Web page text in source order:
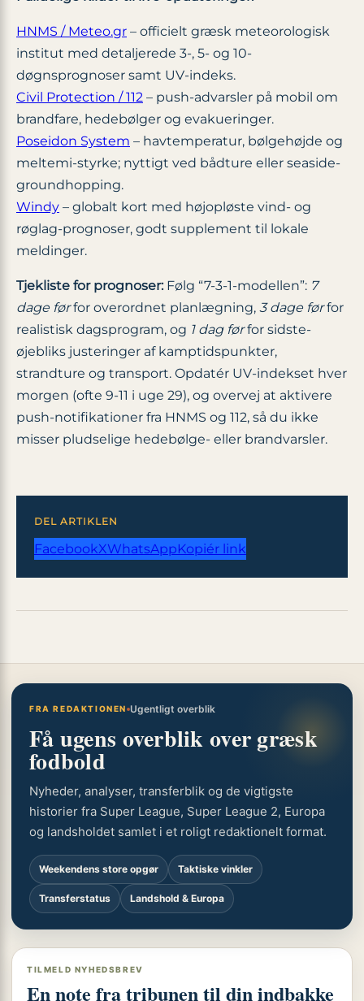
HNMS / Meteo.gr – officielt græsk meteorologisk
institut med detaljerede 3-, 5- og 10-
døgnsprognoser samt UV-indeks.
Civil Protection / 112 – push-advarsler på mobil om
brandfare, hedebølger og evakueringer.
Poseidon System – havtemperatur, bølgehøjde og
meltemi-styrke; nyttigt ved bådture eller seaside-
groundhopping.
Windy – globalt kort med højopløste vind- og
røglag-prognoser, godt supplement til lokale
meldinger.
Tjekliste for prognoser:Følg “7-3-1-modellen”: 7
dage førfor overordnet planlægning, 3 dage førfor
realistisk dagsprogram, og 1 dag førfor sidste-
øjebliks justeringer af kamptidspunkter,
strandture og transport. Opdatér UV-indekset hver
morgen (ofte 9-11 i uge 29), og overvej at aktivere
push-notifikationer fra HNMS og 112, så du ikke
misser pludselige hedebølge- eller brandvarsler.
DEL ARTIKLEN
FacebookXWhatsAppKopiér link
FRA REDAKTIONEN Ugentligt overblik
Få ugens overblik over græsk
fodbold
Nyheder, analyser, transferblik og de vigtigste
historier fra Super League, Super League 2, Europa
og landsholdet samlet i et roligt redaktionelt format.
Weekendens store opgør Taktiske vinkler
Transferstatus Landshold & Europa
TILMELD NYHEDSBREV
En note fra tribunen til din indbakke